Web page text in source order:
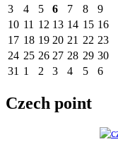
3
4 5 6 7 8
9
10 11 12 13 14 15 16
17 18 19 20 21 22 23
24 25 26 27 28 29 30
31 1 2 3 4 5 6
Czech point